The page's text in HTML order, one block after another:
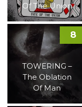
Of The Union
TOWERING –
The Oblation
Of Man
8